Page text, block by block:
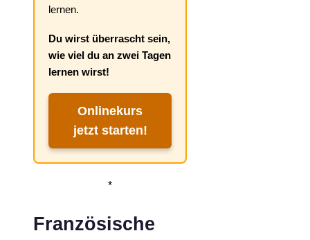
lernen.
Du wirst überrascht sein,
wie viel du an zwei Tagen
lernen wirst!
Onlinekurs
jetzt starten!
*
Französische